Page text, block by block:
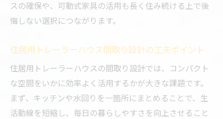
の決め方
トレーラーハウス住居で失敗しない収納配
置の工夫
2LDKトレーラーハウス間取りで失敗しがち
な注意点
スの確保や、可動式家具の活用も長く住み続ける上で後
悔しない選択につながります。
住居用トレーラーハウス間取り設計の工夫ポイント
住居用トレーラーハウスの間取り設計では、コンパクト
な空間をいかに効率よく活用するかが大きな課題です。
まず、キッチンや水回りを一箇所にまとめることで、生
活動線を短縮し、毎日の暮らしやすさを向上させること